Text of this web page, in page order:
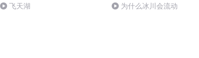
飞天湖 为什么冰川会流动